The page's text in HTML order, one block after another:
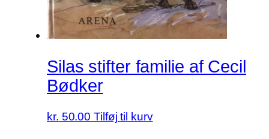
Silas stifter familie af Cecil
Bødker
kr. 50.00 Tilføj til kurv